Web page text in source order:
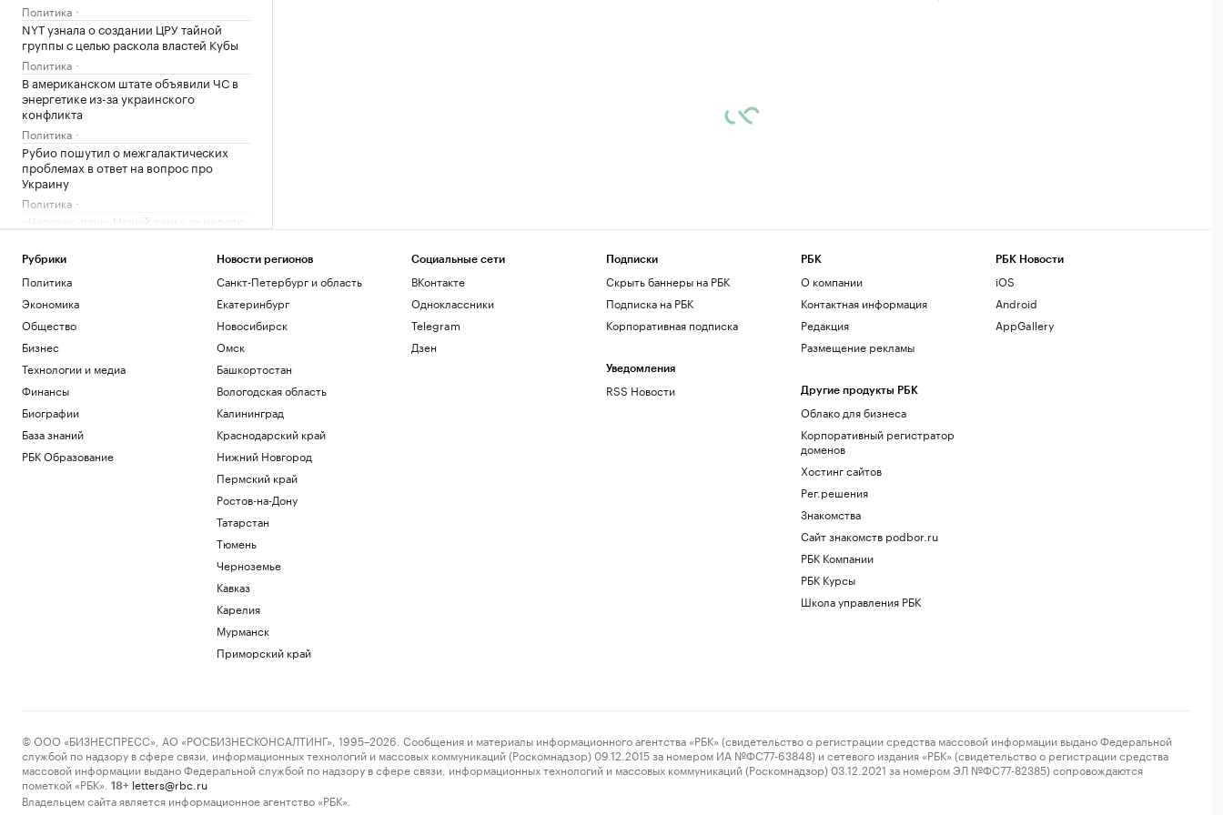
Политика
NYT узнала о создании ЦРУ тайной
группы с целью раскола властей Кубы
Политика
В американском штате объявили ЧС в
энергетике из-за украинского
конфликта
Политика
Рубио пошутил о межгалактических
проблемах в ответ на вопрос про
Украину
Политика
«Человек-паук: Новый день» за неделю
Общество
WP узнала, что Трамп потребовал у
Хегсета объяснений из-за дефицита
ракет
Политика
«ЕП» узнала, что Залужного не пустили
Политика
Ярославский губернатор сообщил о
перекрытии трассы на Москву из-за
атаки
Политика
Мирный житель и боец «Орлана»
ранены при атаке на Белгородскую
Киев раскрыл «колоссальную сумму»
бюджетной помощи от Запада с 2022
Число закрытых за ночь российских
Рубрики
Политика
Экономика
Общество
Бизнес
Технологии и медиа
Финансы
Биографии
База знаний
РБК Образование
Новости регионов
Санкт-Петербург и область
Екатеринбург
Новосибирск
Омск
Башкортостан
Вологодская область
Калининград
Краснодарский край
Нижний Новгород
Пермский край
Ростов-на-Дону
Татарстан
Тюмень
Черноземье
Кавказ
Карелия
Мурманск
Приморский край
Социальные сети
ВКонтакте
Одноклассники
Telegram
Дзен
Подписки
Скрыть баннеры на РБК
Подписка на РБК
Корпоративная подписка
Уведомления
RSS Новости
РБК
О компании
Контактная информация
Редакция
Размещение рекламы
Другие продукты РБК
Облако для бизнеса
Корпоративный регистратор
доменов
Хостинг сайтов
Рег.решения
Знакомства
Сайт знакомств podbor.ru
РБК Компании
РБК Курсы
Школа управления РБК
РБК Новости
iOS
Android
AppGallery
© ООО «БИЗНЕСПРЕСС», АО «РОСБИЗНЕСКОНСАЛТИНГ», 1995–2026. Сообщения и материалы информационного агентства «РБК» (свидетельство о регистрации средства массовой информации выдано Федеральной
службой по надзору в сфере связи, информационных технологий и массовых коммуникаций (Роскомнадзор) 09.12.2015 за номером ИА №ФС77-63848) и сетевого издания «РБК» (свидетельство о регистрации средства
массовой информации выдано Федеральной службой по надзору в сфере связи, информационных технологий и массовых коммуникаций (Роскомнадзор) 03.12.2021 за номером ЭЛ №ФС77-82385) сопровождаются
пометкой «РБК».
18+ letters@rbc.ru
Владельцем сайта является информационное агентство «РБК».